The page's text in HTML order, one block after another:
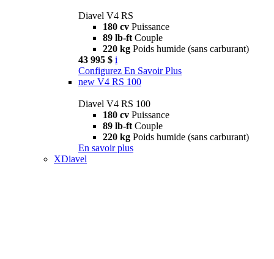
Diavel V4 RS
180 cv Puissance
89 lb-ft Couple
220 kg Poids humide (sans carburant)
43 995 $ i
Configurez En Savoir Plus
new V4 RS 100
Diavel V4 RS 100
180 cv Puissance
89 lb-ft Couple
220 kg Poids humide (sans carburant)
En savoir plus
XDiavel